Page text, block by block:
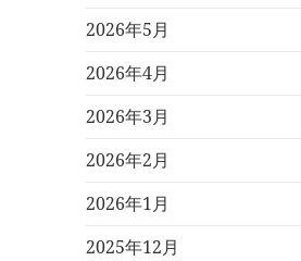
2026年5月
2026年4月
2026年3月
2026年2月
2026年1月
2025年12月